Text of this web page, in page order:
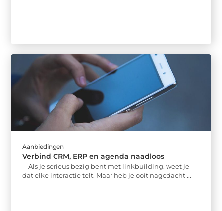
Aanbiedingen
Verbind CRM, ERP en agenda naadloos
Als je serieus bezig bent met linkbuilding, weet je
dat elke interactie telt. Maar heb je ooit nagedacht ...